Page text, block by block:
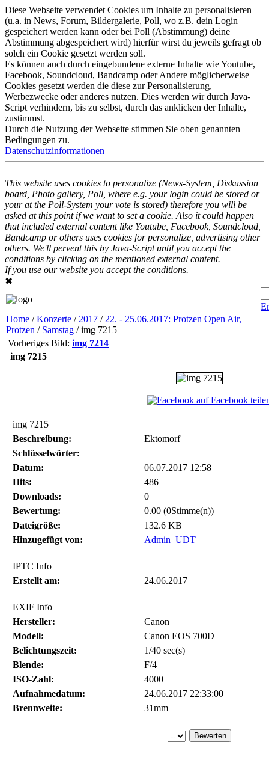
Diese Webseite verwendet Cookies um Inhalte zu personalisieren
(u.a. in News, Forum, Bildergalerie, Poll, wo z.B. dein Login
gespeichert werden kann oder bei Poll (Abstimmung) deine
Abstimmung abgespeichert wird) hierfür wirst du jeweils gefragt ob
solch ein Cookie gesetzt werden soll.
Es können auch durch eingebundene externe Inhalte wie Youtube,
Facebook, Soundcloud, Bandcamp oder Andere möglicherweise
Cookies gesetzt werden die diese zur Personalisierung,
Werbezwecke oder anderes nutzen. Dies werden wir durch Java-
Script verhindern, bis zu selbst, durch das anklicken der Inhalte,
zustimmst.
Durch die Nutzung der Webseite stimmen Sie oben genannten
Bedingungen zu.
Datenschutzinformationen
This website uses cookies to personalize (News-System, Diskussion
board, Photo gallery, Poll, where e.g. your login could be stored or
your at the Poll-System your vote is stored) therefore you will be
asked at this point if we want to set a cookie. Also it could happen
that included external content like Youtube, Facebook, Soundcloud,
Bandcamp or others uses cookies for personalize, advertising other
others. We'll pervent this by Java-Script until you accept the
conditions by clicking on the mentioned external content.
If you use our website you accept the conditions.
✖
Home /Konzerte / 2017 / 22. - 25.06.2017: Protzen Open Air,
Protzen / Samstag / img 7215
Vorheriges Bild: img 7214
img 7215
auf Facebook
img 7215
Beschreibung:
Ektomorf
Schlüsselwörter:
Datum:
06.07.2017 12:58
Hits:
486
Downloads:
0
Bewertung:
0.00 (0Stimme(n))
Dateigröße:
132.6 KB
Hinzugefügt von:
Admin_UDT
IPTC Info
Erstellt am:
24.06.2017
EXIF Info
Hersteller:
Canon
Modell:
Canon EOS 700D
Belichtungszeit:
1/40 sec(s)
Blende:
F/4
ISO-Zahl:
4000
Aufnahmedatum:
24.06.2017 22:33:00
Brennweite:
31mm